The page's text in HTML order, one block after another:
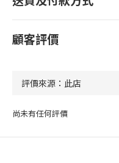
顧客評價
尚未有任何評價